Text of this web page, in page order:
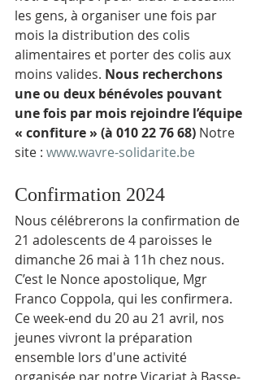
les gens, à organiser une fois par
mois la distribution des colis
alimentaires et porter des colis aux
moins valides. Nous recherchons
une ou deux bénévoles pouvant
une fois par mois rejoindre l’équipe
« confiture » (à 010 22 76 68) Notre
site : www.wavre-solidarite.be
Confirmation 2024
Nous célébrerons la confirmation de
21 adolescents de 4 paroisses le
dimanche 26 mai à 11h chez nous.
C’est le Nonce apostolique, Mgr
Franco Coppola, qui les confirmera.
Ce week-end du 20 au 21 avril, nos
jeunes vivront la préparation
ensemble lors d'une activité